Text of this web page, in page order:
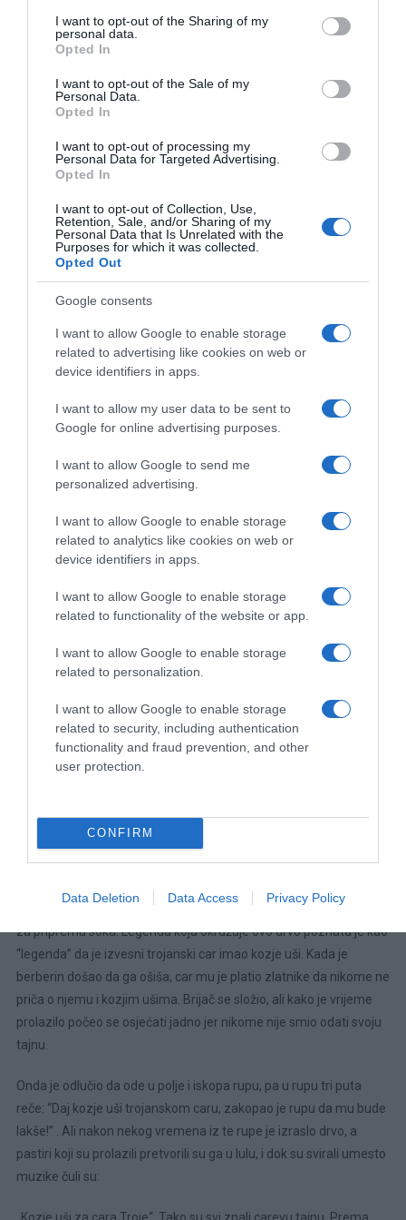
not limited to your visit or usage behaviour. You may click to
grant or deny consent to Google and its third-party tags to
use your data for below specified purposes in below Google
consent section.
I want to opt-out of the Sharing of my
personal data.
Opted In
I want to opt-out of the Sale of my
Personal Data.
Opted In
I want to opt-out of processing my
Personal Data for Targeted Advertising.
Opted In
I want to opt-out of Collection, Use,
Retention, Sale, and/or Sharing of my
Personal Data that Is Unrelated with the
Purposes for which it was collected.
Opted Out
Google consents
I want to allow Google to enable storage
related to advertising like cookies on web or
device identifiers in apps.
I want to allow my user data to be sent to
Google for online advertising purposes.
I want to allow Google to send me
personalized advertising.
I want to allow Google to enable storage
related to analytics like cookies on web or
device identifiers in apps.
I want to allow Google to enable storage
related to functionality of the website or app.
I want to allow Google to enable storage
related to personalization.
I want to allow Google to enable storage
related to security, including authentication
functionality and fraud prevention, and other
user protection.
CONFIRM
Data Deletion Data Access Privacy Policy
Naši preci su vjerovali da je zvar jedna od najljekovitijih biljaka na
svijetu, a kasnije su to potvrdili i naučnici, napominjući da sadrži
poznato da Zova liječi gripu, začepljenost sinusa, bronhitis, astmu
i alergije. Osim toga, pokazalo se da sok od jabuke poboljšava
imunitet i pomaže u liječenju dijabetesa i zatvora. Pretpostavlja
se da su flavonoidi sadržani u zovi odgovorni za većinu njenih
naše tijelo od oštećenja.
Zato se koristi za liječenje degenerativnih bolesti i prevenciju
raka. Odličan je pomoćnik protiv gripa i prehlade jer jača imunitet.
Uz to, zova ima antivirusna i antibakterijska svojstva, pa ako
cvjetova zova ili samo popiti domaći sok od zova. Ova biljka je
korisna u liječenju astme i respiratornih upala jer poboljšava
za liječenje alergija na polen. Također ima svojstva detoksikacije
jer potiče limfne žlijezde da ispiru toksine. Ova biljka može
Osim što je laksativ, djeluje i kao diuretik i pomaže zdravlju
bubrega. Koristi se u situacijama kada je potrebno jače znojenje.
Odličan je za mršavljenje zbog svojih laksativnih, diuretičkih i
detoksikacijskih svojstava. Sok ZOVA – Recept: Cveće se bere po
sunčanom i suvom vremenu kada ZOVA cveta. Važno je pronaći
drvo koje cvjeta daleko od ulice ili bilo kakvog zagađenja. Birajte
njihovu čistoću i svježinu.
šećera, Sok od 1 limuna.
KAKO SE PRIPREMA?
hladnom mestu 24 sata, ali ne u frižideru. Procijediti, dodati 800
grama šećera i sok od 1 limuna i ostaviti da odstoji još 24 sata.
gaze i sipajte u flašu. Ovaj sok se razblaži vodom i konzumira se
za pripremu soka. Legenda koja okružuje ovo drvo poznata je kao
“legenda” da je izvesni trojanski car imao kozje uši. Kada je
berberin došao da ga ošiša, car mu je platio zlatnike da nikome ne
priča o njemu i kozjim ušima. Brijač se složio, ali kako je vrijeme
prolazilo počeo se osjećati jadno jer nikome nije smio odati svoju
tajnu.
Onda je odlučio da ode u polje i iskopa rupu, pa u rupu tri puta
reče: “Daj kozje uši trojanskom caru, zakopao je rupu da mu bude
lakše!” . Ali nakon nekog vremena iz te rupe je izraslo drvo, a
pastiri koji su prolazili pretvorili su ga u lulu, i dok su svirali umesto
muzike čuli su: